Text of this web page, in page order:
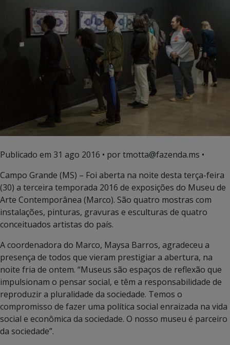
Publicado em 31 ago 2016 • por tmotta@fazenda.ms •
Campo Grande (MS) – Foi aberta na noite desta terça-feira
(30) a terceira temporada 2016 de exposições do Museu de
Arte Contemporânea (Marco). São quatro mostras com
instalações, pinturas, gravuras e esculturas de quatro
conceituados artistas do país.
A coordenadora do Marco, Maysa Barros, agradeceu a
presença de todos que vieram prestigiar a abertura, na
noite fria de ontem. “Museus são espaços de reflexão que
impulsionam o pensar social, e têm a responsabilidade de
reproduzir a pluralidade da sociedade. Temos o
compromisso de fazer uma política social enraizada na vida
social e econômica da sociedade. O nosso museu é parceiro
da sociedade”.